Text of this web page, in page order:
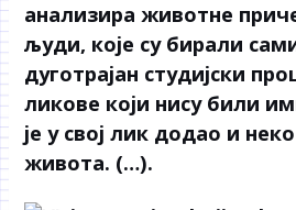
анализира животне
људи, које су бирали
дуготрајан студијски
ликове који нису били
је у свој лик додао и
живота. (…).